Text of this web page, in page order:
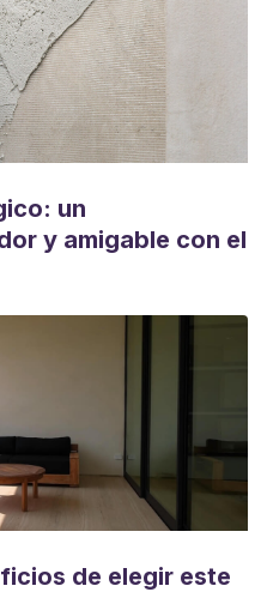
un
y amigable con el
de elegir este